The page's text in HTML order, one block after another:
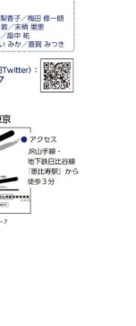
気持ち
イムズ
radio